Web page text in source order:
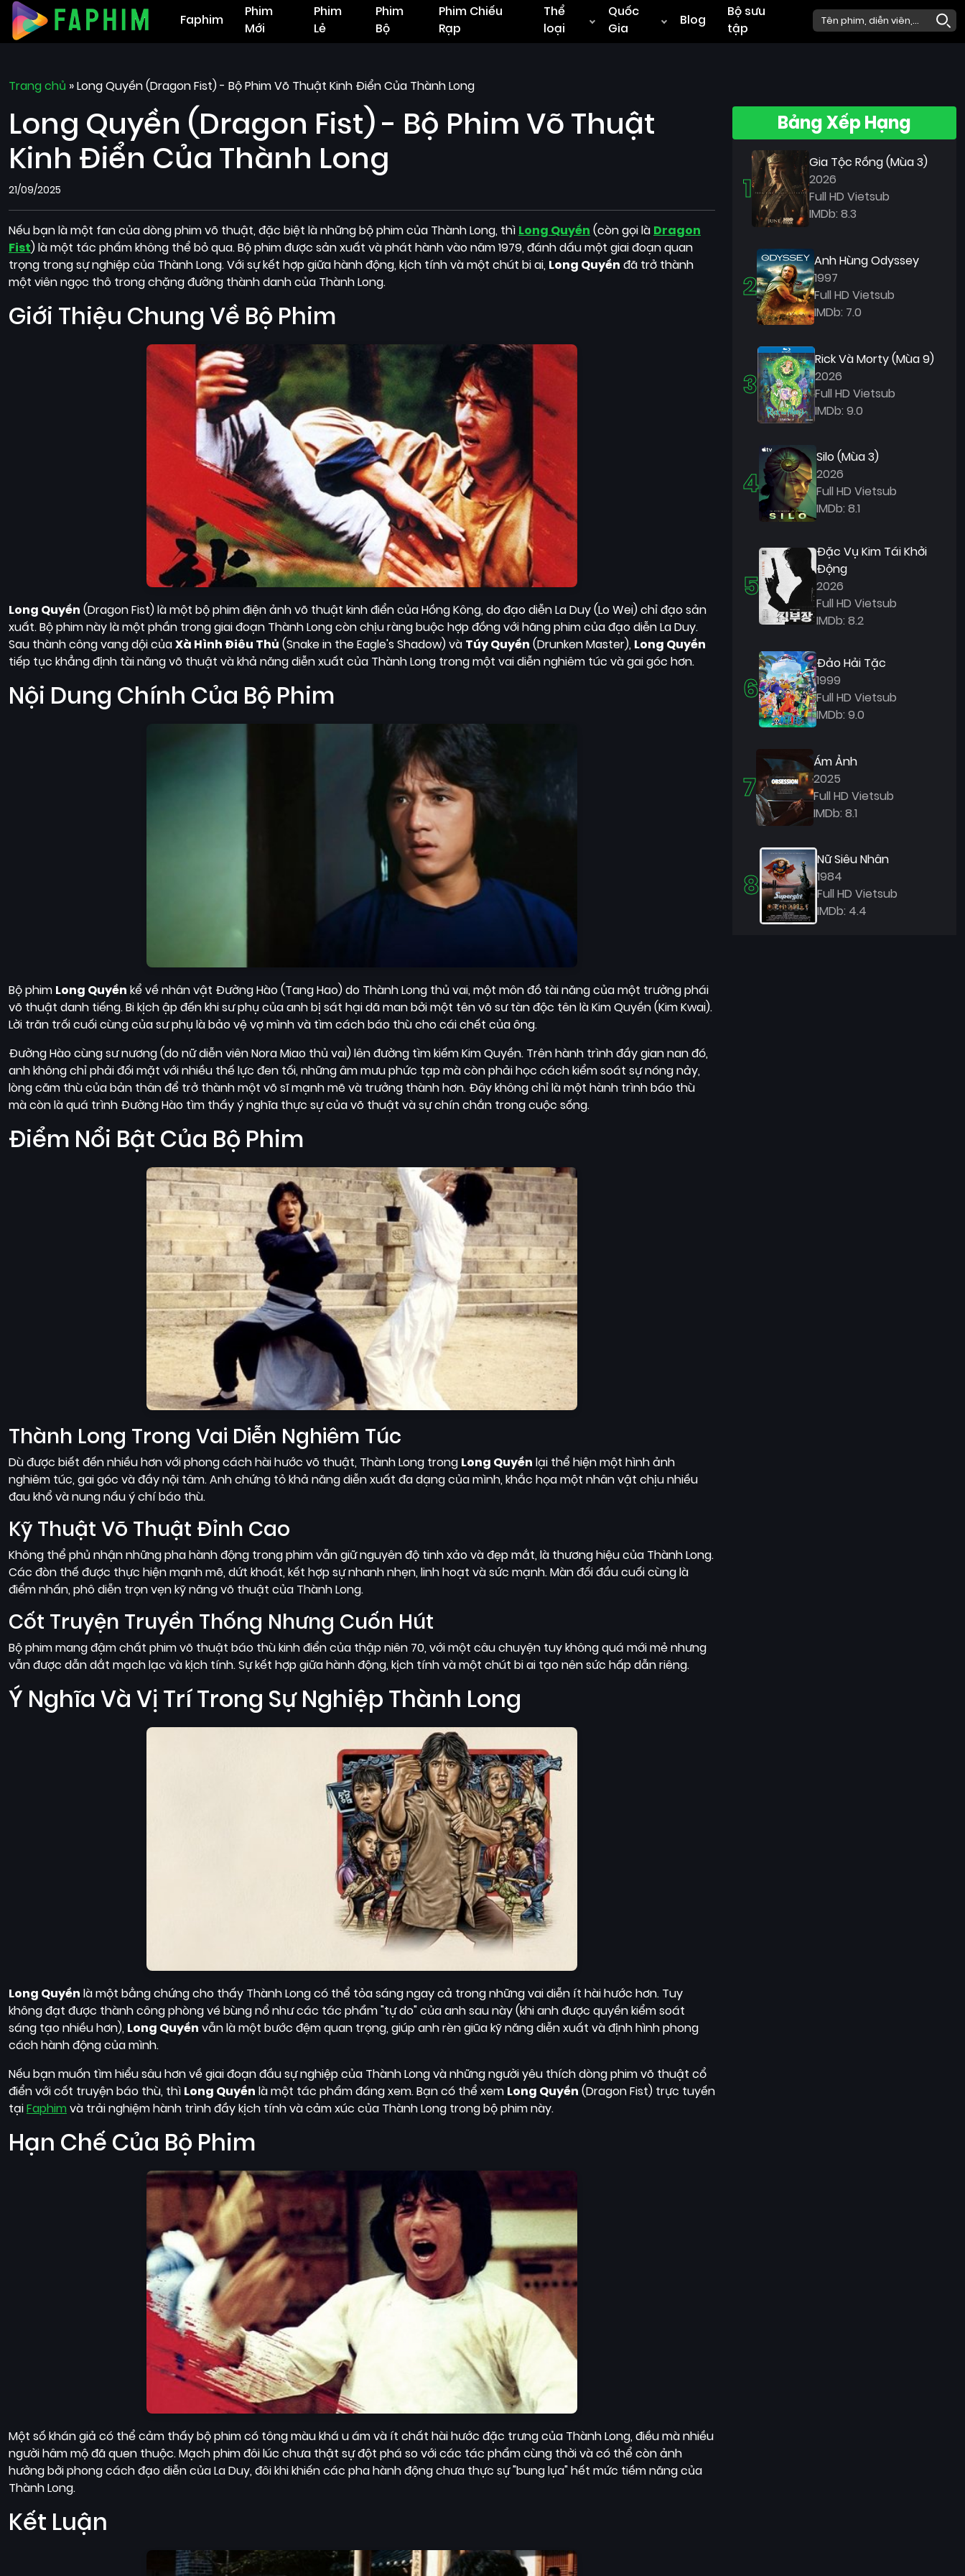
Faphim
Phim
Mới
Phim
Lẻ
Phim
Bộ
Phim Chiếu
Rạp
Thể
loại
Quốc
Gia
Blog
Bộ sưu
tập
Trang chủ »Long Quyền (Dragon Fist) - Bộ Phim Võ Thuật Kinh Điển Của Thành Long
Long Quyền (Dragon Fist) - Bộ Phim Võ Thuật
Kinh Điển Của Thành Long
21/09/2025
Nếu bạn là một fan của dòng phim võ thuật, đặc biệt là những bộ phim của Thành Long, thì Long Quyền (còn gọi là Dragon
Fist) là một tác phẩm không thể bỏ qua. Bộ phim được sản xuất và phát hành vào năm 1979, đánh dấu một giai đoạn quan
trọng trong sự nghiệp của Thành Long. Với sự kết hợp giữa hành động, kịch tính và một chút bi ai, Long Quyền đã trở thành
một viên ngọc thô trong chặng đường thành danh của Thành Long.
Giới Thiệu Chung Về Bộ Phim
Long Quyền (Dragon Fist) là một bộ phim điện ảnh võ thuật kinh điển của Hồng Kông, do đạo diễn La Duy (Lo Wei) chỉ đạo sản
xuất. Bộ phim này là một phần trong giai đoạn Thành Long còn chịu ràng buộc hợp đồng với hãng phim của đạo diễn La Duy.
Sau thành công vang dội củaXà Hình Điêu Thủ (Snake in the Eagle's Shadow) và Túy Quyền (Drunken Master), Long Quyền
tiếp tục khẳng định tài năng võ thuật và khả năng diễn xuất của Thành Long trong một vai diễn nghiêm túc và gai góc hơn.
Nội Dung Chính Của Bộ Phim
Bộ phim Long Quyền kể về nhân vật Đường Hào (Tang Hao) do Thành Long thủ vai, một môn đồ tài năng của một trường phái
võ thuật danh tiếng. Bi kịch ập đến khi sư phụ của anh bị sát hại dã man bởi một tên võ sư tàn độc tên là Kim Quyền (Kim Kwai).
Lời trăn trối cuối cùng của sư phụ là bảo vệ vợ mình và tìm cách báo thù cho cái chết của ông.
Đường Hào cùng sư nương (do nữ diễn viên Nora Miao thủ vai) lên đường tìm kiếm Kim Quyền. Trên hành trình đầy gian nan đó,
anh không chỉ phải đối mặt với nhiều thế lực đen tối, những âm mưu phức tạp mà còn phải học cách kiểm soát sự nóng nảy,
lòng căm thù của bản thân để trở thành một võ sĩ mạnh mẽ và trưởng thành hơn. Đây không chỉ là một hành trình báo thù
mà còn là quá trình Đường Hào tìm thấy ý nghĩa thực sự của võ thuật và sự chín chắn trong cuộc sống.
Điểm Nổi Bật Của Bộ Phim
Thành Long Trong Vai Diễn Nghiêm Túc
Dù được biết đến nhiều hơn với phong cách hài hước võ thuật, Thành Long trong Long Quyền lại thể hiện một hình ảnh
nghiêm túc, gai góc và đầy nội tâm. Anh chứng tỏ khả năng diễn xuất đa dạng của mình, khắc họa một nhân vật chịu nhiều
đau khổ và nung nấu ý chí báo thù.
Kỹ Thuật Võ Thuật Đỉnh Cao
Không thể phủ nhận những pha hành động trong phim vẫn giữ nguyên độ tinh xảo và đẹp mắt, là thương hiệu của Thành Long.
Các đòn thế được thực hiện mạnh mẽ, dứt khoát, kết hợp sự nhanh nhẹn, linh hoạt và sức mạnh. Màn đối đầu cuối cùng là
điểm nhấn, phô diễn trọn vẹn kỹ năng võ thuật của Thành Long.
Cốt Truyện Truyền Thống Nhưng Cuốn Hút
Bộ phim mang đậm chất phim võ thuật báo thù kinh điển của thập niên 70, với một câu chuyện tuy không quá mới mẻ nhưng
vẫn được dẫn dắt mạch lạc và kịch tính. Sự kết hợp giữa hành động, kịch tính và một chút bi ai tạo nên sức hấp dẫn riêng.
Ý Nghĩa Và Vị Trí Trong Sự Nghiệp Thành Long
Long Quyền là một bằng chứng cho thấy Thành Long có thể tỏa sáng ngay cả trong những vai diễn ít hài hước hơn. Tuy
không đạt được thành công phòng vé bùng nổ như các tác phẩm "tự do" của anh sau này (khi anh được quyền kiểm soát
sáng tạo nhiều hơn), Long Quyền vẫn là một bước đệm quan trọng, giúp anh rèn giũa kỹ năng diễn xuất và định hình phong
cách hành động của mình.
Nếu bạn muốn tìm hiểu sâu hơn về giai đoạn đầu sự nghiệp của Thành Long và những người yêu thích dòng phim võ thuật cổ
điển với cốt truyện báo thù, thì Long Quyền là một tác phẩm đáng xem. Bạn có thể xem Long Quyền (Dragon Fist) trực tuyến
tạiFaphimvà trải nghiệm hành trình đầy kịch tính và cảm xúc của Thành Long trong bộ phim này.
Hạn Chế Của Bộ Phim
Một số khán giả có thể cảm thấy bộ phim có tông màu khá u ám và ít chất hài hước đặc trưng của Thành Long, điều mà nhiều
người hâm mộ đã quen thuộc. Mạch phim đôi lúc chưa thật sự đột phá so với các tác phẩm cùng thời và có thể còn ảnh
hưởng bởi phong cách đạo diễn của La Duy, đôi khi khiến các pha hành động chưa thực sự "bung lụa" hết mức tiềm năng của
Thành Long.
Kết Luận
Bảng Xếp Hạng
1
Gia Tộc Rồng (Mùa 3)
2026
Full HD Vietsub
IMDb: 8.3
2
Anh Hùng Odyssey
1997
Full HD Vietsub
IMDb: 7.0
3
Rick Và Morty (Mùa 9)
2026
Full HD Vietsub
IMDb: 9.0
4
Silo (Mùa 3)
2026
Full HD Vietsub
IMDb: 8.1
5
Đặc Vụ Kim Tái Khởi
Động
2026
Full HD Vietsub
IMDb: 8.2
6
Đảo Hải Tặc
1999
Full HD Vietsub
IMDb: 9.0
7
Ám Ảnh
2025
Full HD Vietsub
IMDb: 8.1
8
Nữ Siêu Nhân
1984
Full HD Vietsub
IMDb: 4.4